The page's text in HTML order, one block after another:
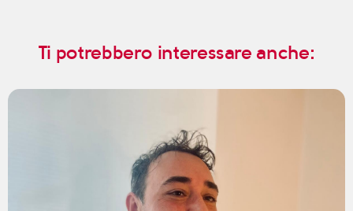
Ti potrebbero interessare anche: